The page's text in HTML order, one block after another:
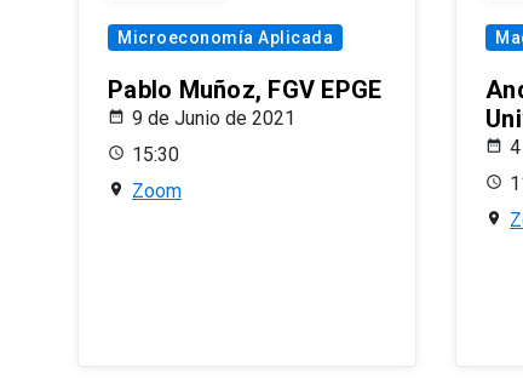
Microeconomía Aplicada
Pablo Muñoz, FGV EPGE
9 de Junio de 2021
15:30
Zoom